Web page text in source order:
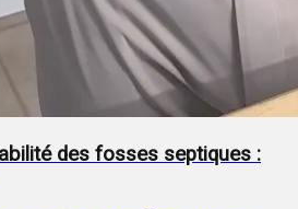
des fosses septiques :